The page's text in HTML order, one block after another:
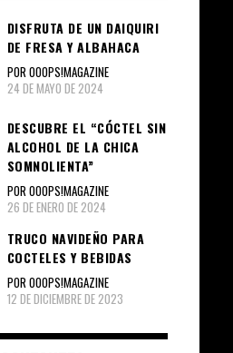
DISFRUTA DE UN DAIQUIRI
DE FRESA Y ALBAHACA
POR OOOPS!MAGAZINE
24 DE MAYO DE 2024
DESCUBRE EL “CÓCTEL SIN
ALCOHOL DE LA CHICA
SOMNOLIENTA”
POR OOOPS!MAGAZINE
26 DE ENERO DE 2024
TRUCO NAVIDEÑO PARA
COCTELES Y BEBIDAS
POR OOOPS!MAGAZINE
12 DE DICIEMBRE DE 2023